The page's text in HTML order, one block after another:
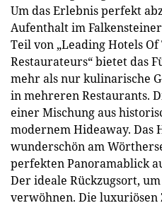
Um das Erlebnis perfekt
Aufenthalt im
Teil von „Leading Hotels
Restaurateurs“ bietet das
mehr als nur kulinarische
in mehreren Restaurants.
einer Mischung aus
modernem Hideaway. Das
wunderschön am
perfekten Panoramablick
Der ideale Rückzugsort,
verwöhnen. Die